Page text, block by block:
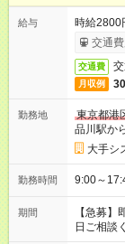
給与
時給
交通
交通費
月収例
勤務地
東京都港
品川駅か
大手シ
勤務時間 9:00～
期間
【急募
日ご相談